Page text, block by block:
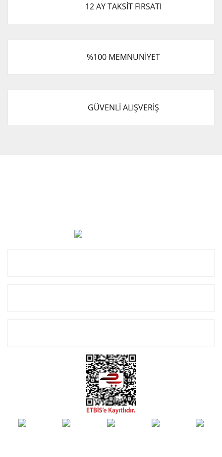
12 AY TAKSİT FIRSATI
%100 MEMNUNİYET
GÜVENLİ ALIŞVERİŞ